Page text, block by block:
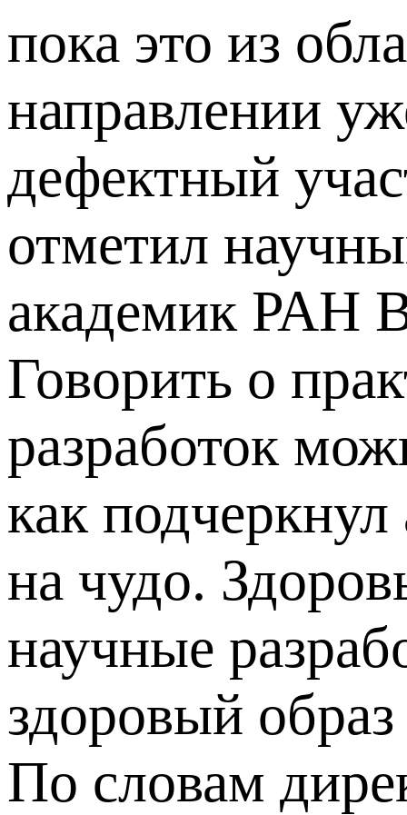
пока это из
направлении
дефектный
отметил
академик РАН
Говорить о
разработок
как
на чудо.
научные
здоровый
По словам